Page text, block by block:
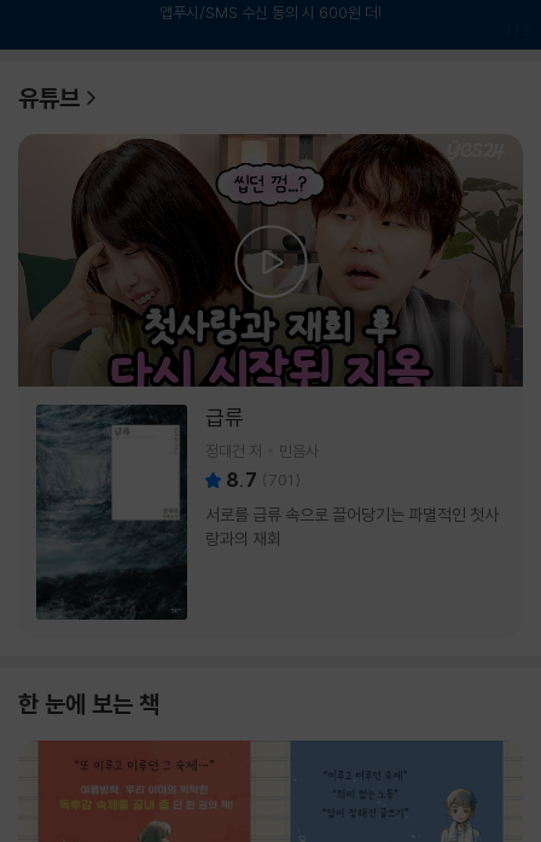
앱푸시/SMS 수신 동의 시 600원 더!
유튜브
급류
정대건 저 민음사
8.7 (701 )
서로를 급류 속으로 끌어당기는 파멸적인 첫사
랑과의 재회
한 눈에 보는 책